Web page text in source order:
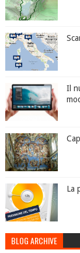
Il
La
BLOG ARCHIVE